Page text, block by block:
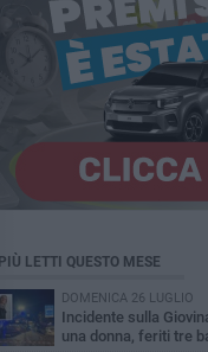
PIÙ LETTI QUESTO MESE
DOMENICA 26 LUGLIO
Incidente sulla
una donna, feriti tre